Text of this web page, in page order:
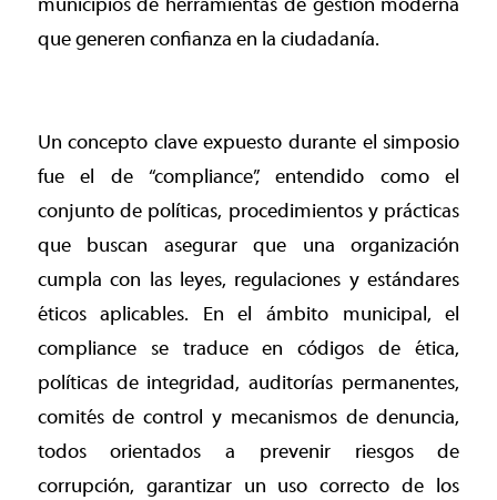
municipios de herramientas de gestión moderna
que generen confianza en la ciudadanía.
Un concepto clave expuesto durante el simposio
fue el de “compliance”, entendido como el
conjunto de políticas, procedimientos y prácticas
que buscan asegurar que una organización
cumpla con las leyes, regulaciones y estándares
éticos aplicables. En el ámbito municipal, el
compliance se traduce en códigos de ética,
políticas de integridad, auditorías permanentes,
comités de control y mecanismos de denuncia,
todos orientados a prevenir riesgos de
corrupción, garantizar un uso correcto de los